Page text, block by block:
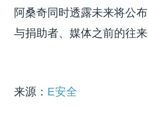
阿桑奇同时透露未来将公
与捐助者、媒体之前的往来
来源： E安全